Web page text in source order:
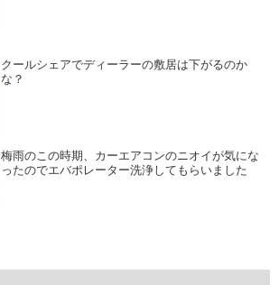
クールシェアでディーラーの敷居は下がるのか
な？
梅雨のこの時期、カーエアコンのニオイが気にな
ったのでエバポレーター洗浄してもらいました